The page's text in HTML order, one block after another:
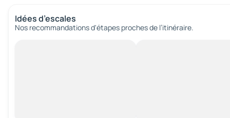
Idées d’escales
Nos recommandations d'étapes proches de l’itinéraire.